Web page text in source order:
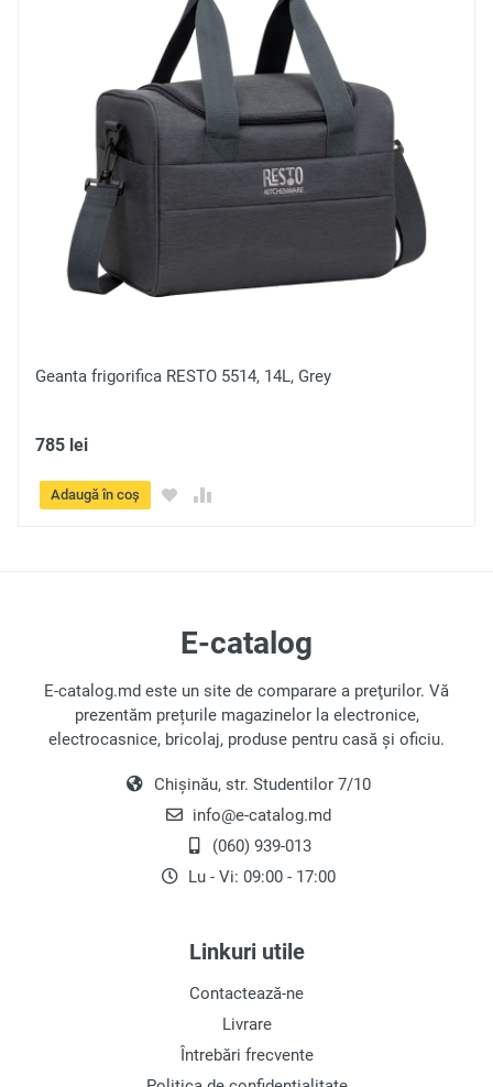
Recenzie
Geanta frigorifica RESTO 5514, 14L, Grey
785 lei
Adaugă în coș
E-catalog
E-catalog.md este un site de comparare a preţurilor. Vă
prezentăm prețurile magazinelor la electronice,
electrocasnice, bricolaj, produse pentru casă și oficiu.
Chișinău, str. Studentilor 7/10
info@e-catalog.md
(060) 939-013
Lu - Vi: 09:00 - 17:00
Linkuri utile
Contactează-ne
Livrare
Întrebări frecvente